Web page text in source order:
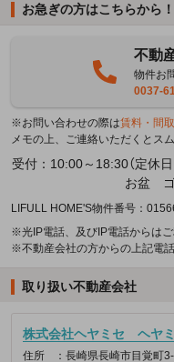
お急ぎの方はこちらから！
不動
物件お
0037-
※お問い合わせの際は賃料・間
メモの上、ご連絡いただくとスム
受付：10:00～18:30（定
お盆 ゴ
LIFULL HOME'S物件番号：
※光IP電話、及びIP電話からはご
※不動産会社の方からの上記電
取り扱い不動産会社
株式会社ヘヤミセ ヘヤ
住所 ：長崎県長崎市目覚